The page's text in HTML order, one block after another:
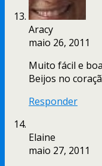
Aracy
maio 26, 2011
Muito fácil e
Beijos no
Responder
Elaine
maio 27, 2011